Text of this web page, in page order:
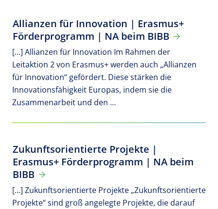
Allianzen für Innovation | Erasmus+
Förderprogramm | NA beim BIBB
[…] Allianzen für Innovation Im Rahmen der
Leitaktion 2 von Erasmus+ werden auch „Allianzen
für Innovation“ gefördert. Diese stärken die
Innovationsfähigkeit Europas, indem sie die
Zusammenarbeit und den …
Zukunftsorientierte Projekte |
Erasmus+ Förderprogramm | NA beim
BIBB
[…] Zukunftsorientierte Projekte „Zukunftsorientierte
Projekte“ sind groß angelegte Projekte, die darauf